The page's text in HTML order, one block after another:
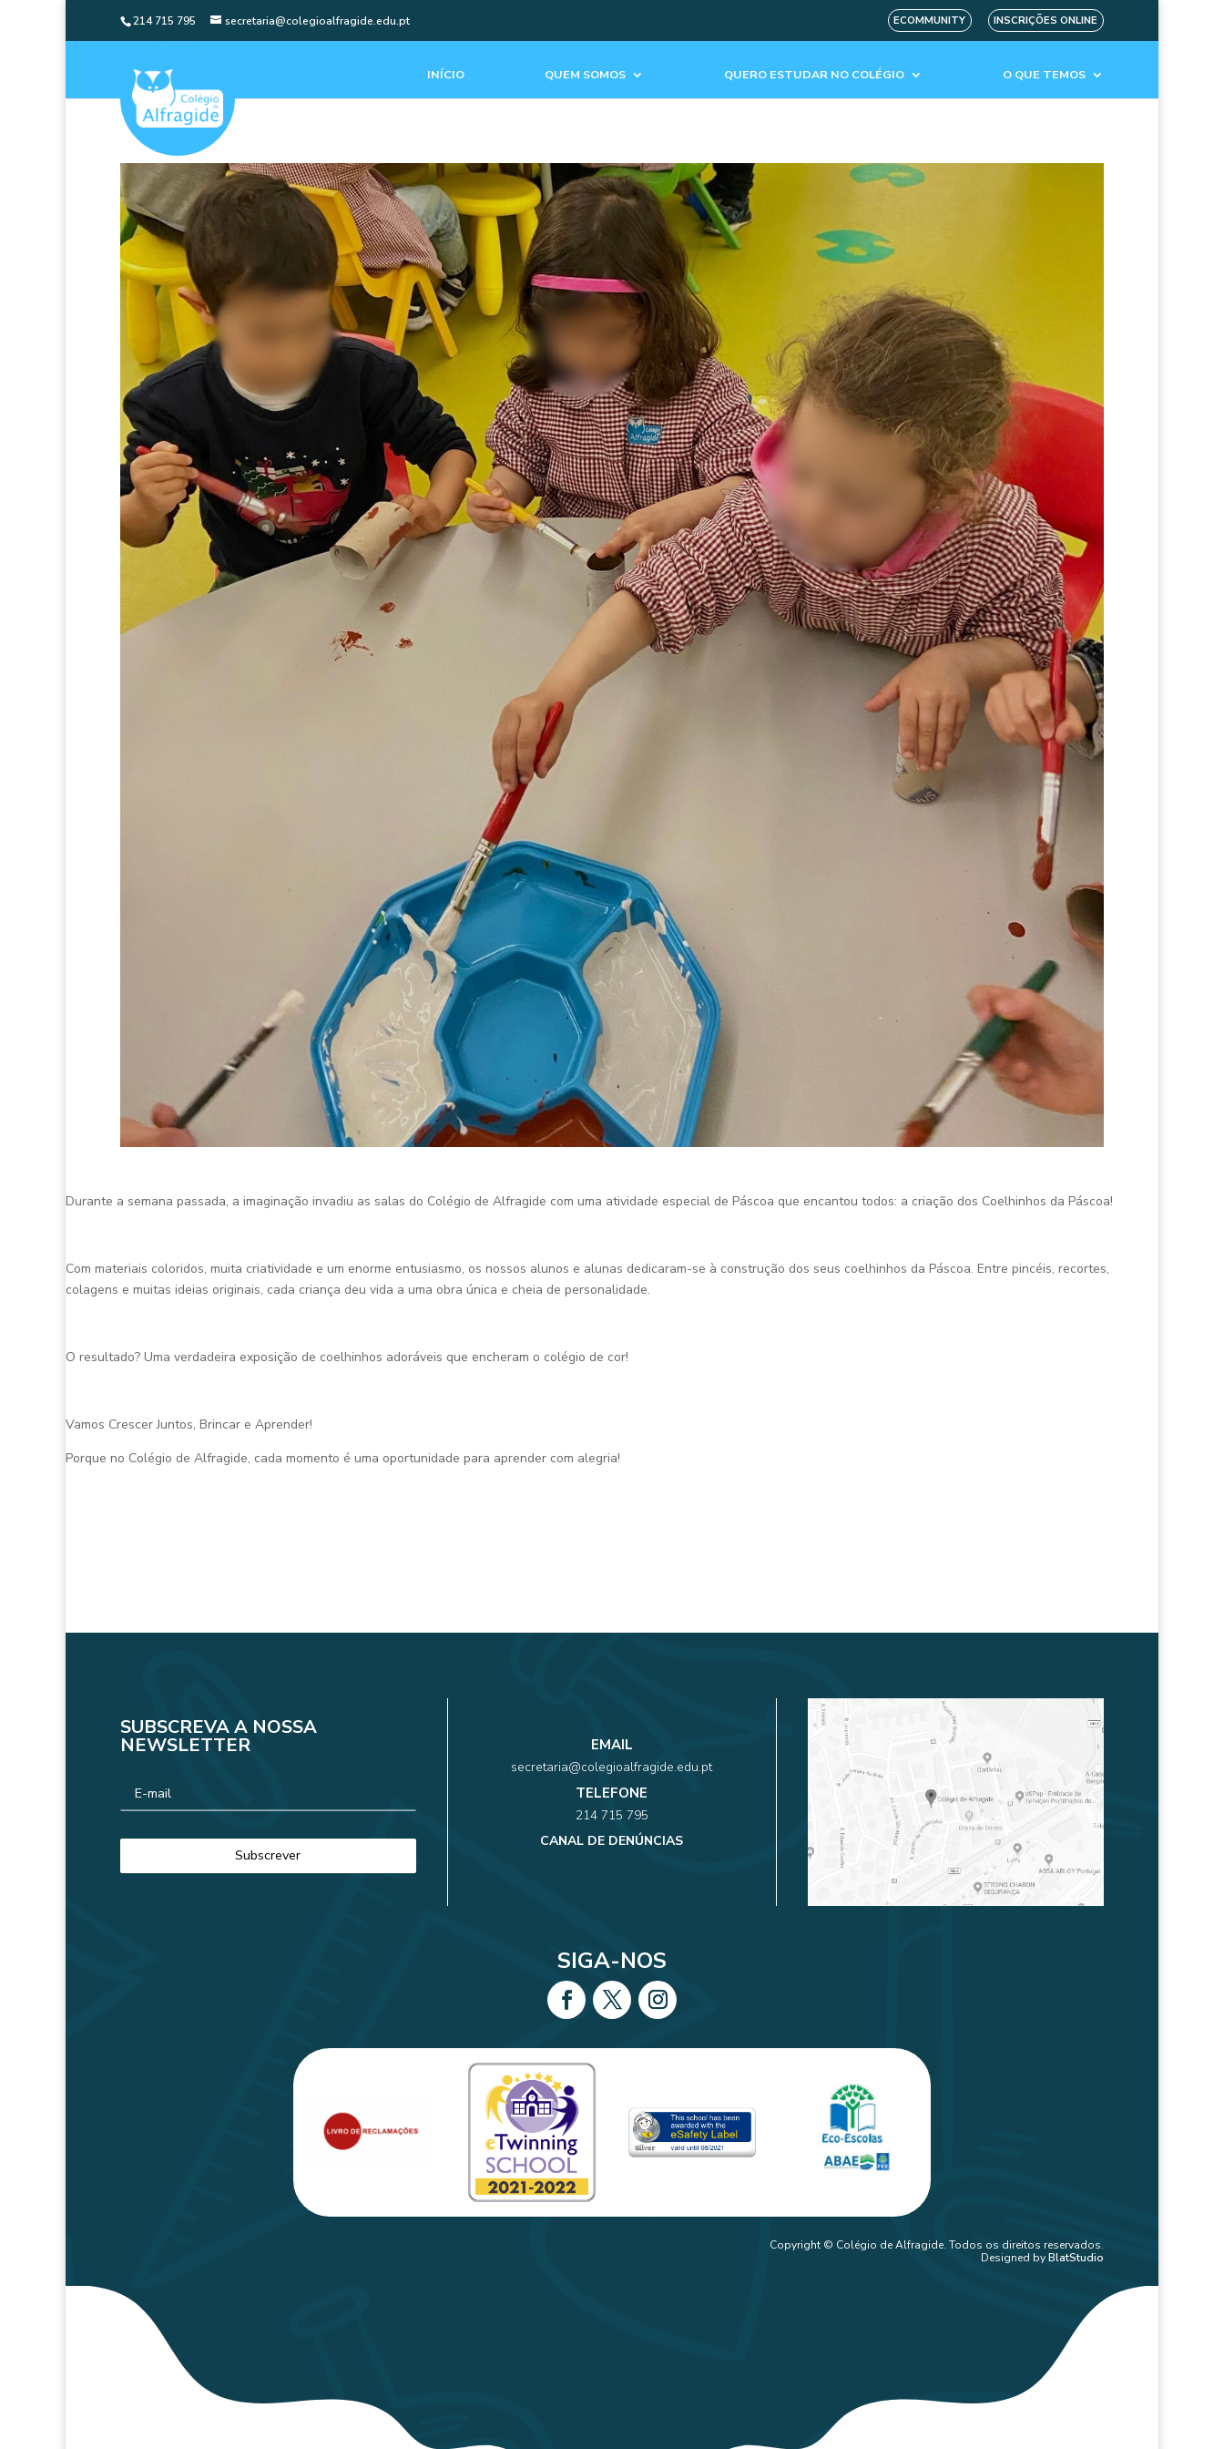
214 715 795 secretaria@colegioalfragide.edu.pt ECOMMUNITY INSCRIÇÕES ONLINE
INÍCIO QUEM SOMOS QUERO ESTUDAR NO COLÉGIO O QUE TEMOS
Durante a semana passada, a imaginação invadiu as salas do Colégio de Alfragide com uma atividade especial de Páscoa que encantou todos: a criação dos Coelhinhos da Páscoa!
Com materiais coloridos, muita criatividade e um enorme entusiasmo, os nossos alunos e alunas dedicaram-se à construção dos seus coelhinhos da Páscoa. Entre pincéis, recortes,
colagens e muitas ideias originais, cada criança deu vida a uma obra única e cheia de personalidade.
O resultado? Uma verdadeira exposição de coelhinhos adoráveis que encheram o colégio de cor!
Vamos Crescer Juntos, Brincar e Aprender!
Porque no Colégio de Alfragide, cada momento é uma oportunidade para aprender com alegria!
SUBSCREVA A NOSSA
NEWSLETTER EMAIL
secretaria@colegioalfragide.edu.pt
TELEFONE
214 715 795
CANAL DE DENÚNCIAS
SIGA-NOS
Copyright © Colégio de Alfragide. Todos os direitos reservados.
Designed byBlatStudio